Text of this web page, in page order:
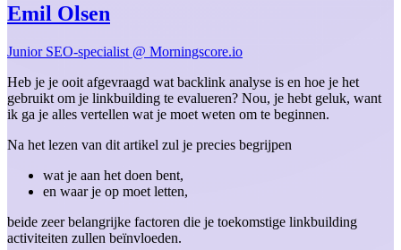
Emil Olsen
Junior SEO-specialist @ Morningscore.io
Heb je je ooit afgevraagd wat backlink analyse is en hoe je het
gebruikt om je linkbuilding te evalueren? Nou, je hebt geluk, want
ik ga je alles vertellen wat je moet weten om te beginnen.
Na het lezen van dit artikel zul je precies begrijpen
wat je aan het doen bent,
en waar je op moet letten,
beide zeer belangrijke factoren die je toekomstige linkbuilding
activiteiten zullen beïnvloeden.